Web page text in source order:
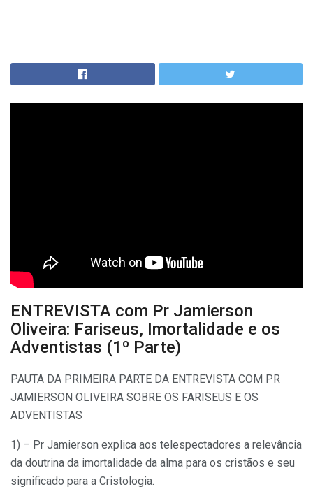
ENTREVISTA com Pr Jamierson
Oliveira: Fariseus, Imortalidade e os
Adventistas (1º Parte)
PAUTA DA PRIMEIRA PARTE DA ENTREVISTA COM PR
JAMIERSON OLIVEIRA SOBRE OS FARISEUS E OS
ADVENTISTAS
1) – Pr Jamierson explica aos telespectadores a relevância
da doutrina da imortalidade da alma para os cristãos e seu
significado para a Cristologia.